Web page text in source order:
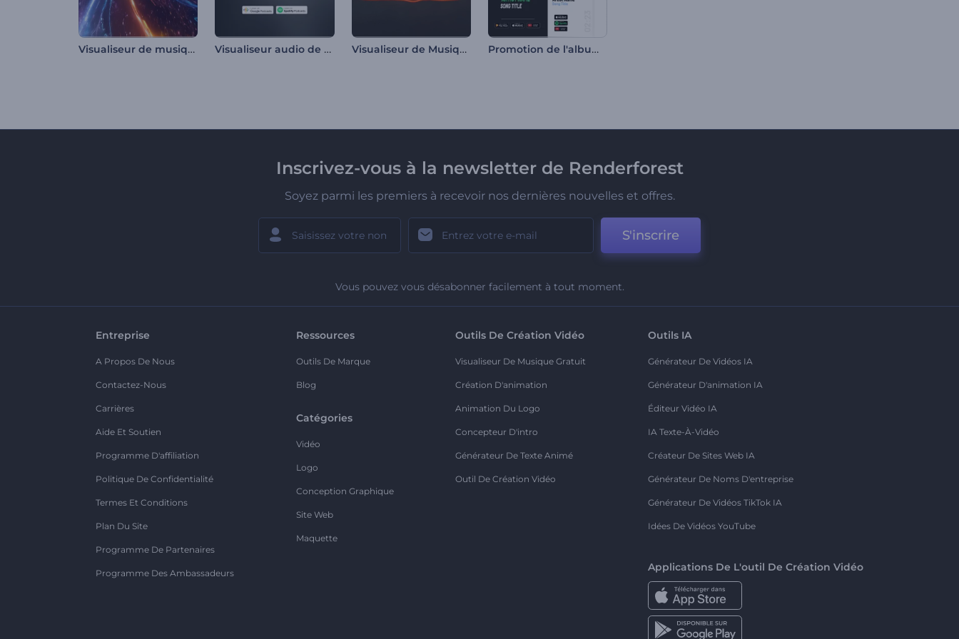
Visualiseur de musique voyage galactique Visualiseur audio de podcast Visualiseur de Musique Deep Techno Promotion de l'album Rythmes modernes
Inscrivez-vous à la newsletter de Renderforest
Soyez parmi les premiers à recevoir nos dernières nouvelles et offres.
S'inscrire
Vous pouvez vous désabonner facilement à tout moment.
Entreprise
A Propos De Nous
Contactez-Nous
Carrières
Aide Et Soutien
Programme D'affiliation
Politique De Confidentialité
Termes Et Conditions
Plan Du Site
Programme De Partenaires
Programme Des Ambassadeurs
Ressources
Outils De Marque
Blog
Catégories
Vidéo
Logo
Conception Graphique
Site Web
Maquette
Outils De Création Vidéo
Visualiseur De Musique Gratuit
Création D'animation
Animation Du Logo
Concepteur D'intro
Générateur De Texte Animé
Outil De Création Vidéo
Outils IA
Générateur De Vidéos IA
Générateur D'animation IA
Éditeur Vidéo IA
IA Texte-À-Vidéo
Créateur De Sites Web IA
Générateur De Noms D'entreprise
Générateur De Vidéos TikTok IA
Idées De Vidéos YouTube
Applications De L'outil De Création Vidéo